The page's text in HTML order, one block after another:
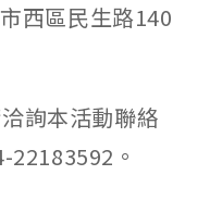
西區民生路140
詢本活動聯絡
22183592。